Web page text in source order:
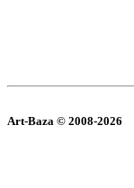
Art-Baza © 2008-2026